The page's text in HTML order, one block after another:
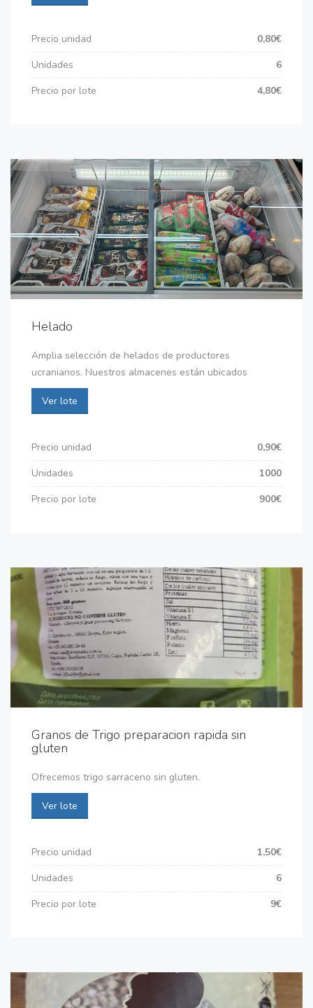
Precio unidad
0,80€
Unidades
6
Precio por lote
4,80€
Helado
Amplia selección de helados de productores
ucranianos. Nuestros almacenes están ubicados
Ver lote
Precio unidad
0,90€
Unidades
1000
Precio por lote
900€
Granos de Trigo preparacion rapida sin
gluten
Ofrecemos trigo sarraceno sin gluten.
Ver lote
Precio unidad
1,50€
Unidades
6
Precio por lote
9€